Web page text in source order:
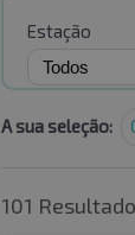
Estação
A sua seleção:
101